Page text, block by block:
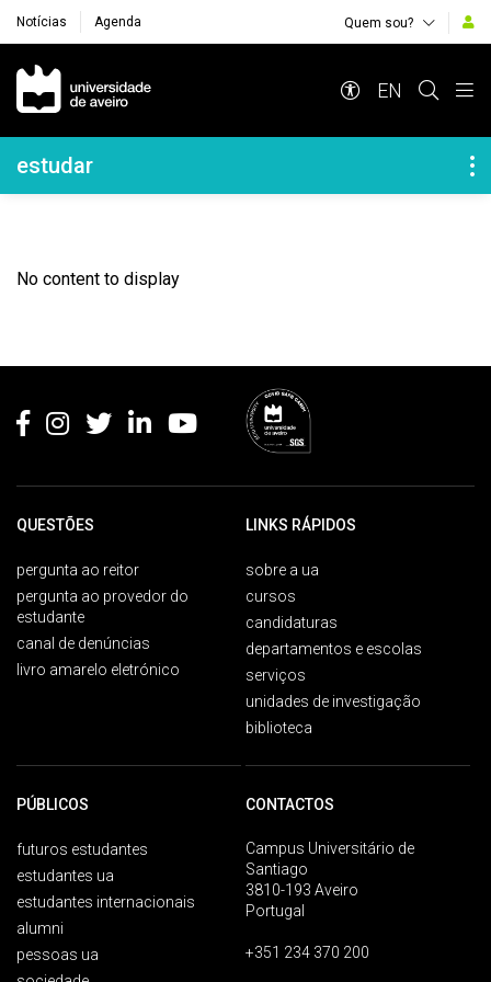
Notícias Agenda Quem sou?
Navegação Principal
EN
Navegação Lateral
estudar
No content to display
QUESTÕES
pergunta ao reitor
pergunta ao provedor do
estudante
canal de denúncias
livro amarelo eletrónico
LINKS RÁPIDOS
sobre a ua
cursos
candidaturas
departamentos e escolas
serviços
unidades de investigação
biblioteca
PÚBLICOS
futuros estudantes
estudantes ua
estudantes internacionais
alumni
pessoas ua
CONTACTOS
Campus Universitário de
Santiago
3810-193 Aveiro
Portugal
+351 234 370 200